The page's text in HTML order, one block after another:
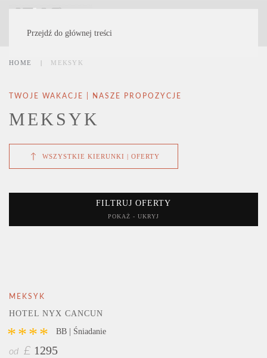
Przejdź do głównej treści
HOME MEKSYK
TWOJE WAKACJE | NASZE PROPOZYCJE
MEKSYK
WSZYSTKIE KIERUNKI | OFERTY
FILTRUJ OFERTY
POKAŻ - UKRYJ
MEKSYK
HOTEL NYX CANCUN
**** BB | Śniadanie
od £ 1295